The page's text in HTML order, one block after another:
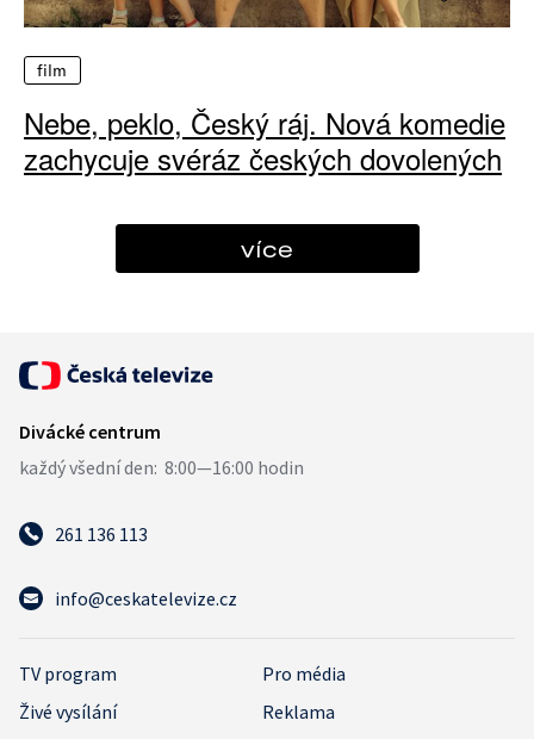
film
Nebe, peklo, Český ráj. Nová komedie
zachycuje svéráz českých dovolených
více
261 136 113
info@ceskatelevize.cz
TV program
Pro média
Živé vysílání
Reklama